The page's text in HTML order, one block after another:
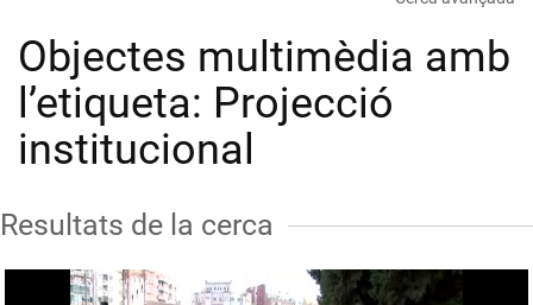
Objectes multimèdia amb
l’etiqueta: Projecció
institucional
Resultats de la cerca